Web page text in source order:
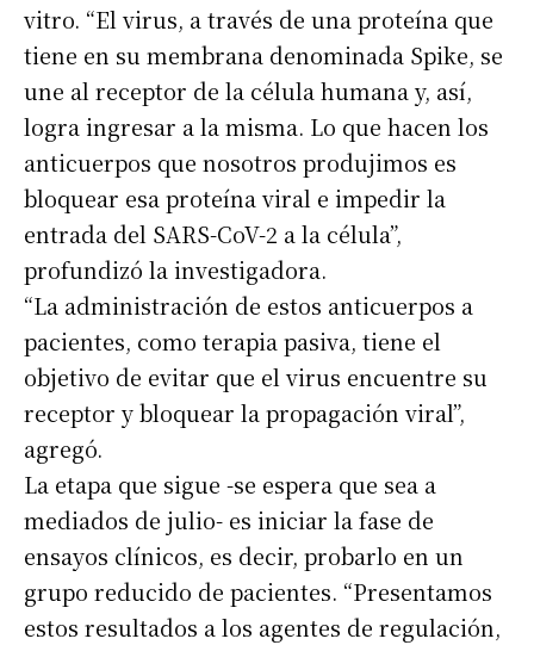
vitro. “El virus, a través de una proteína que
tiene en su membrana denominada Spike, se
une al receptor de la célula humana y, así,
logra ingresar a la misma. Lo que hacen los
anticuerpos que nosotros produjimos es
bloquear esa proteína viral e impedir la
entrada del SARS-CoV-2 a la célula”,
profundizó la investigadora.
“La administración de estos anticuerpos a
pacientes, como terapia pasiva, tiene el
objetivo de evitar que el virus encuentre su
receptor y bloquear la propagación viral”,
agregó.
La etapa que sigue -se espera que sea a
mediados de julio- es iniciar la fase de
ensayos clínicos, es decir, probarlo en un
grupo reducido de pacientes. “Presentamos
estos resultados a los agentes de regulación,